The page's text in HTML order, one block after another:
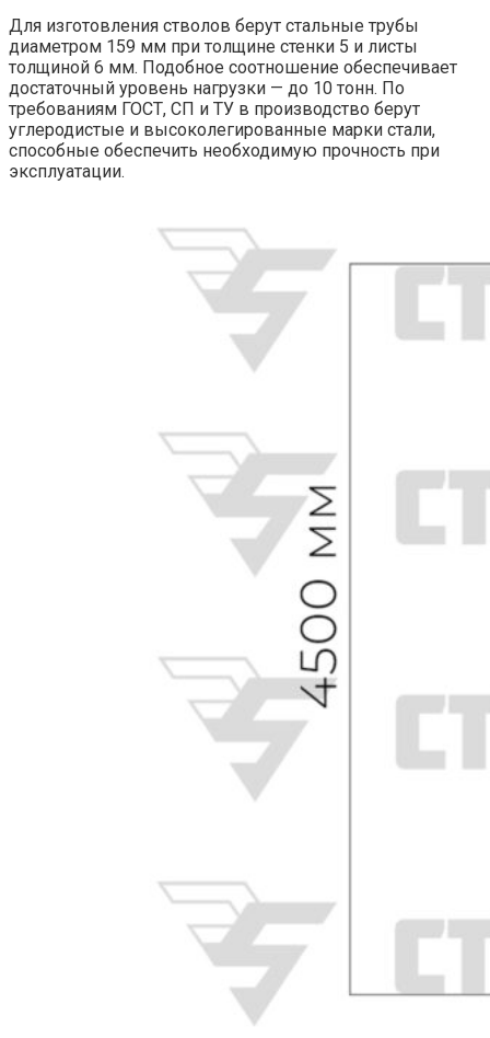
Для изготовления стволов берут стальные трубы
диаметром 159 мм при толщине стенки 5 и листы
толщиной 6 мм. Подобное соотношение обеспечивает
достаточный уровень нагрузки — до 10 тонн. По
требованиям ГОСТ, СП и ТУ в производство берут
углеродистые и высоколегированные марки стали,
способные обеспечить необходимую прочность при
эксплуатации.